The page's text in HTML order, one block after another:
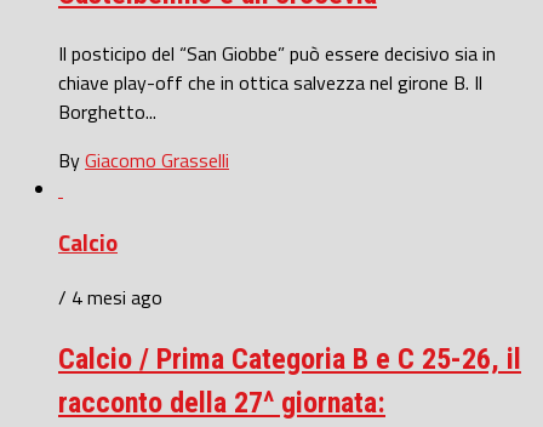
Il posticipo del “San Giobbe” può essere decisivo sia in
chiave play-off che in ottica salvezza nel girone B. Il
Borghetto...
ByGiacomo Grasselli
Calcio
/ 4 mesi ago
Calcio / Prima Categoria B e C 25-26, il
racconto della 27^ giornata: